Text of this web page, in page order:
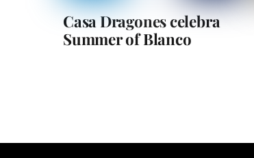
Casa Dragones celebra
Summer of Blanco